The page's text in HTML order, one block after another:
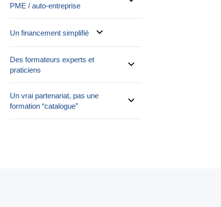
PME / auto-entreprise
Un financement simplifié
Des formateurs experts et
praticiens
Un vrai partenariat, pas une
formation “catalogue”